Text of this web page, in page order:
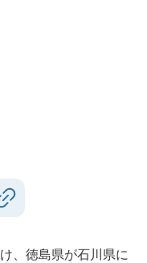
、徳島県が石川県に